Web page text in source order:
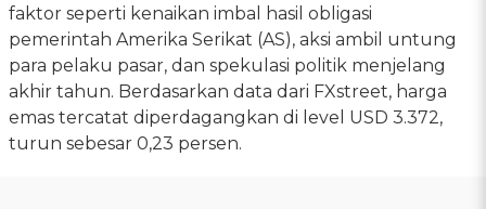
faktor seperti kenaikan imbal hasil obligasi
pemerintah Amerika Serikat (AS), aksi ambil untung
para pelaku pasar, dan spekulasi politik menjelang
akhir tahun. Berdasarkan data dari FXstreet, harga
emas tercatat diperdagangkan di level USD 3.372,
turun sebesar 0,23 persen.